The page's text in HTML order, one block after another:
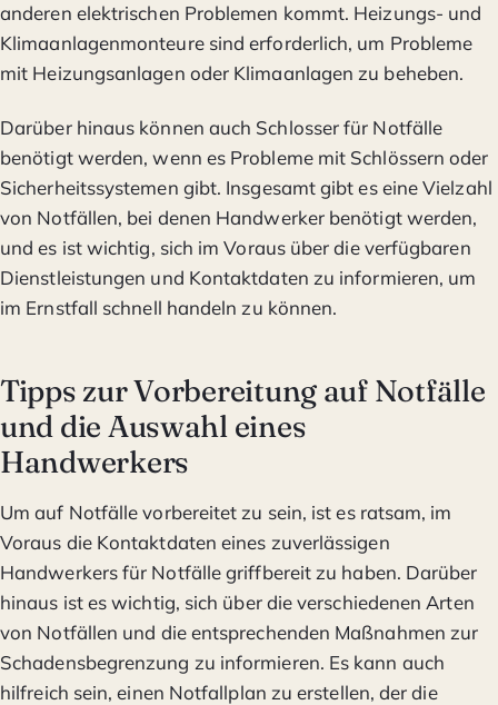
anderen elektrischen Problemen kommt. Heizungs- und
Klimaanlagenmonteure sind erforderlich, um Probleme
mit Heizungsanlagen oder Klimaanlagen zu beheben.
Darüber hinaus können auch Schlosser für Notfälle
benötigt werden, wenn es Probleme mit Schlössern oder
Sicherheitssystemen gibt. Insgesamt gibt es eine Vielzahl
von Notfällen, bei denen Handwerker benötigt werden,
und es ist wichtig, sich im Voraus über die verfügbaren
Dienstleistungen und Kontaktdaten zu informieren, um
im Ernstfall schnell handeln zu können.
Tipps zur Vorbereitung auf Notfälle
und die Auswahl eines
Handwerkers
Um auf Notfälle vorbereitet zu sein, ist es ratsam, im
Voraus die Kontaktdaten eines zuverlässigen
Handwerkers für Notfälle griffbereit zu haben. Darüber
hinaus ist es wichtig, sich über die verschiedenen Arten
von Notfällen und die entsprechenden Maßnahmen zur
Schadensbegrenzung zu informieren. Es kann auch
hilfreich sein, einen Notfallplan zu erstellen, der die